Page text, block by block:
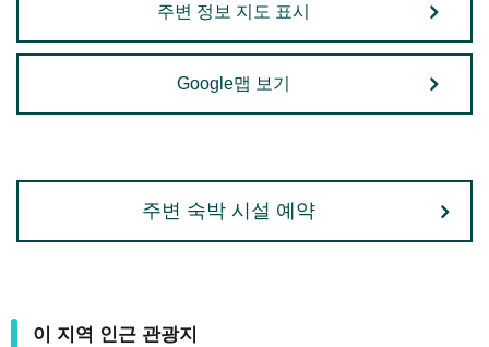
주변 정보 지도 표시
Google맵 보기
주변 숙박 시설 예약
이 지역 인근 관광지